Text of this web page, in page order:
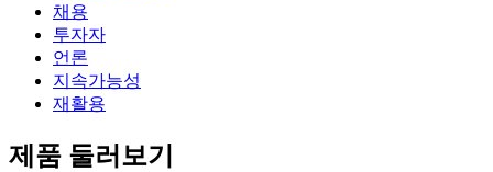
채용
투자자
언론
지속가능성
재활용
제품 둘러보기